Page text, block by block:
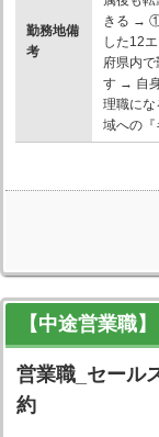
勤務地備
考
きる →
した12
府県内
す → 自
理職に
域への『
【中途営業職】
営業職_セール
約